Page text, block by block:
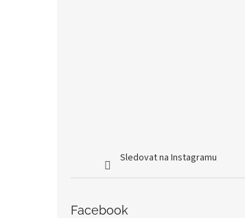
Sledovat na Instagramu
Facebook